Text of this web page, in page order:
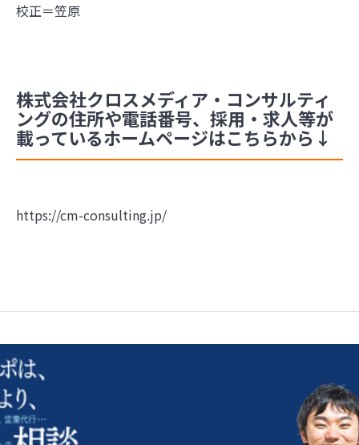
校正＝笠原
株式会社クロスメディア・コンサルティ
ングの住所や電話番号、採用・求人等が
載っているホームページはこちらから↓
https://cm-consulting.jp/